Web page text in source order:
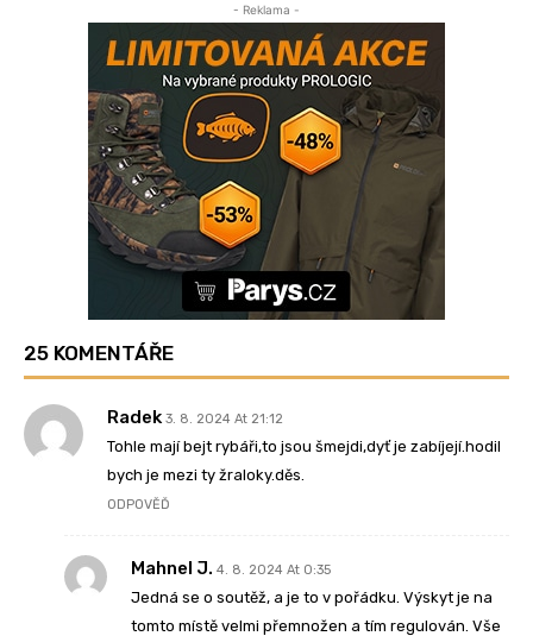
- Reklama -
25 KOMENTÁŘE
Radek 3. 8. 2024 At 21:12
Tohle mají bejt rybáři,to jsou šmejdi,dyť je zabíjejí.hodil
bych je mezi ty žraloky.děs.
ODPOVĚĎ
Mahnel J. 4. 8. 2024 At 0:35
Jedná se o soutěž, a je to v pořádku. Výskyt je na
tomto místě velmi přemnožen a tím regulován. Vše